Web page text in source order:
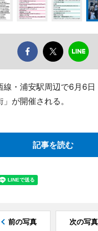
線・浦安駅周辺で6月6日
が開催される。
記事を読む
前の写真 次の写真